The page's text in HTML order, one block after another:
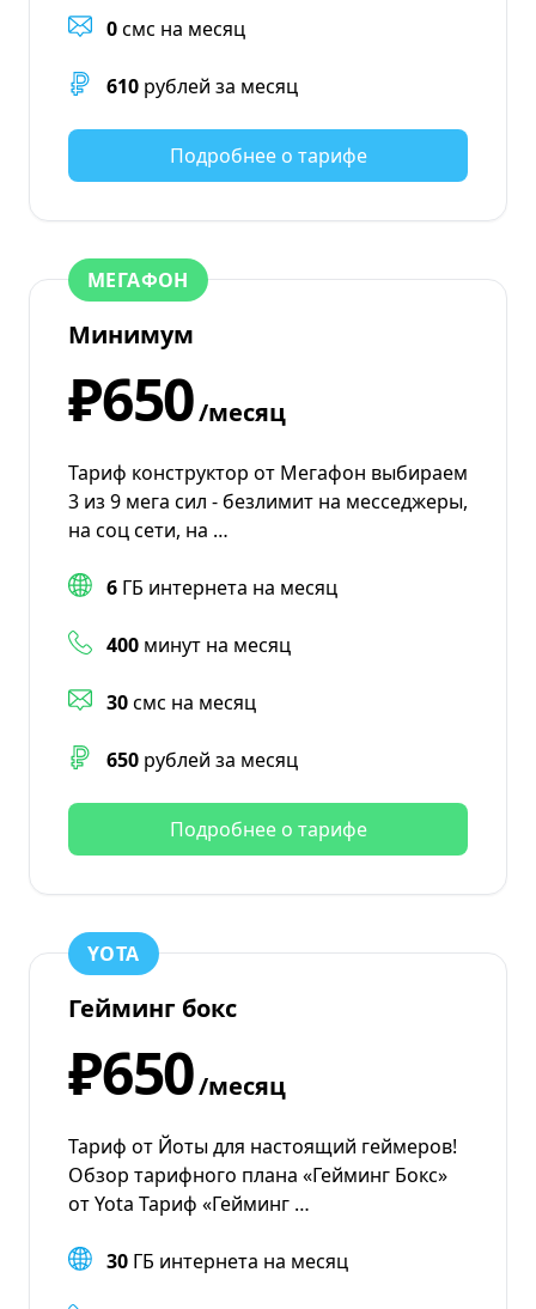
0смс на месяц
610 рублей за месяц
Подробнее о тарифе
МЕГАФОН
Минимум
₽650/месяц
Тариф конструктор от Мегафон выбираем
3 из 9 мега сил - безлимит на месседжеры,
на соц сети, на …
6 ГБ интернета на месяц
400 минут на месяц
30смс на месяц
650 рублей за месяц
Подробнее о тарифе
YOTA
Гейминг бокс
₽650/месяц
Тариф от Йоты для настоящий геймеров!
Обзор тарифного плана «Гейминг Бокс»
от Yota Тариф «Гейминг …
30 ГБ интернета на месяц